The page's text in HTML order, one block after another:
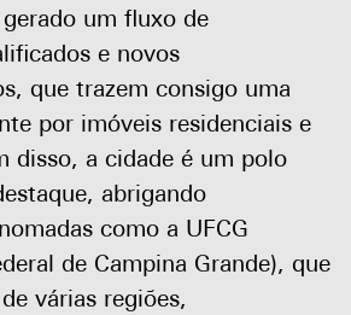
um fluxo de
e novos
que trazem consigo uma
por imóveis residenciais e
disso, a cidade é um polo
abrigando
como a UFCG
de Campina Grande), que
várias regiões,